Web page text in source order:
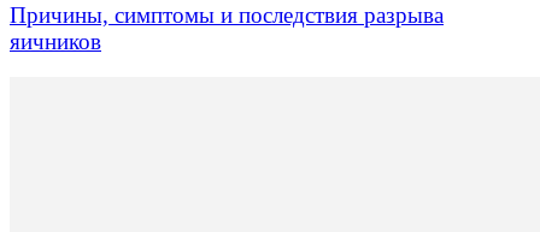
Причины, симптомы и последствия разрыва
яичников